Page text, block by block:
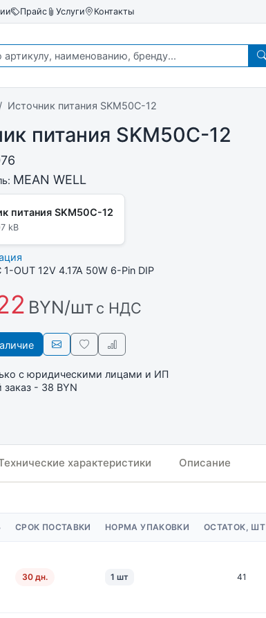
Прайс Услуги Контакты
Источник питания SKM50C-12
питания SKM50C-12
MEAN WELL
питания SKM50C-12
kB
OUT 12V 4.17A 50W 6-Pin DIP
BYN/штс НДС
с юридическими лицами и ИП
- 38 BYN
характеристики Описание
СРОК ПОСТАВКИ НОРМА УПАКОВКИ ОСТАТОК, ШТ
30 дн. 1 шт 41